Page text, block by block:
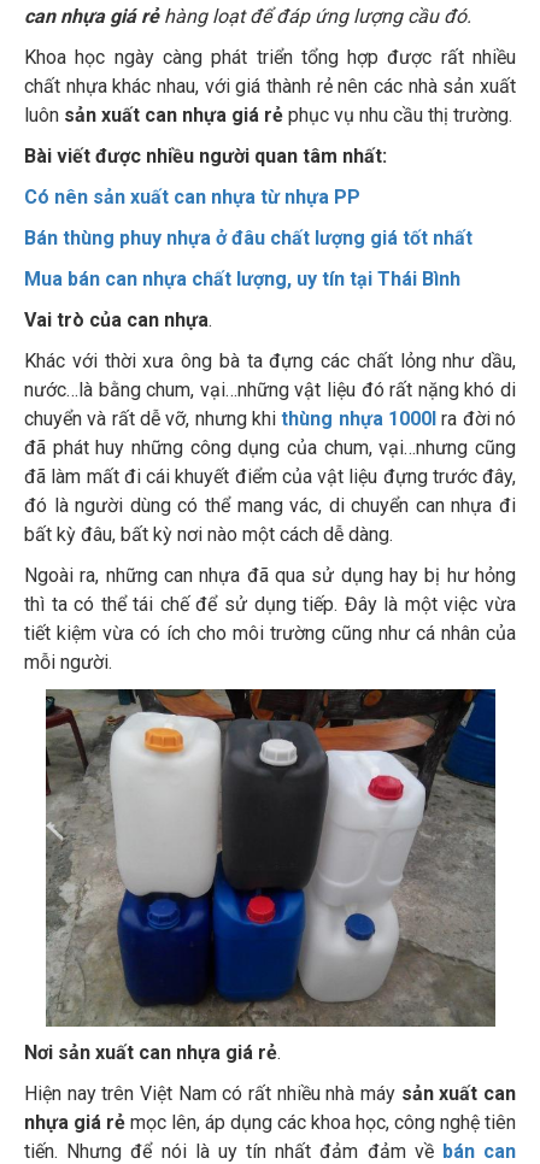
can nhựa giá rẻhàng loạt để đáp ứng lượng cầu đó.
Khoa học ngày càng phát triển tổng hợp được rất nhiều
chất nhựa khác nhau, với giá thành rẻ nên các nhà sản xuất
luôn sản xuất can nhựa giá rẻ phục vụ nhu cầu thị trường.
Bài viết được nhiều người quan tâm nhất:
Có nên sản xuất can nhựa từ nhựa PP
Bán thùng phuy nhựa ở đâu chất lượng giá tốt nhất
Mua bán can nhựa chất lượng, uy tín tại Thái Bình
Vai trò của can nhựa.
Khác với thời xưa ông bà ta đựng các chất lỏng như dầu,
nước…là bằng chum, vại…những vật liệu đó rất nặng khó di
chuyển và rất dễ vỡ, nhưng khithùng nhựa 1000l ra đời nó
đã phát huy những công dụng của chum, vại…nhưng cũng
đã làm mất đi cái khuyết điểm của vật liệu đựng trước đây,
đó là người dùng có thể mang vác, di chuyển can nhựa đi
bất kỳ đâu, bất kỳ nơi nào một cách dễ dàng.
Ngoài ra, những can nhựa đã qua sử dụng hay bị hư hỏng
thì ta có thể tái chế để sử dụng tiếp. Đây là một việc vừa
tiết kiệm vừa có ích cho môi trường cũng như cá nhân của
mỗi người.
Nơi sản xuất can nhựa giá rẻ.
Hiện nay trên Việt Nam có rất nhiều nhà máy sản xuất can
nhựa giá rẻ mọc lên, áp dụng các khoa học, công nghệ tiên
tiến. Nhưng để nói là uy tín nhất đảm đảm về bán can